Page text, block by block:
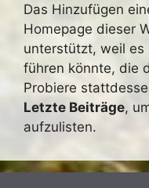
Das Hinzufügen
Homepage dieser
unterstützt, weil es
führen könnte, die
Probiere
Letzte Beiträge,
aufzulisten.